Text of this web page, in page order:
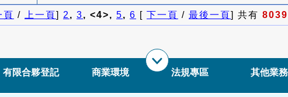
頁 / 上一頁] 2, 3, <4>, 5, 6 [ 下一頁 / 最後一頁] 共有 8039
有限合夥登記 商業環境 法規專區 其他業務